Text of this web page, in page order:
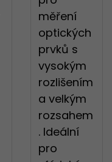
měření
optických
prvků s
vysokým
rozlišením
a velkým
rozsahem
. Ideální
pro